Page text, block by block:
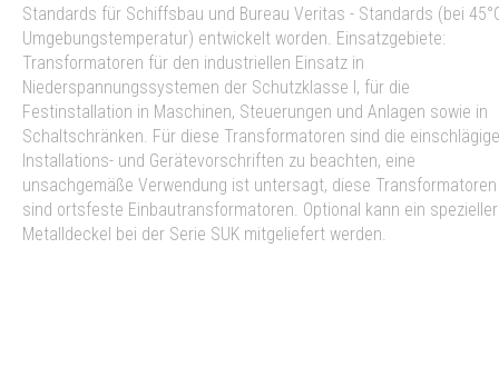
Standards für Schiffsbau und Bureau Veritas - Standards (bei
Umgebungstemperatur) entwickelt worden. Einsatzgebiete:
Transformatoren für den industriellen Einsatz in
Niederspannungssystemen der Schutzklasse I, für die
Festinstallation in Maschinen, Steuerungen und Anlagen sowie in
Schaltschränken. Für diese Transformatoren sind die
Installations- und Gerätevorschriften zu beachten, eine
unsachgemäße Verwendung ist untersagt, diese Transformatoren
sind ortsfeste Einbautransformatoren. Optional kann ein spezieller
Metalldeckel bei der Serie SUK mitgeliefert werden.